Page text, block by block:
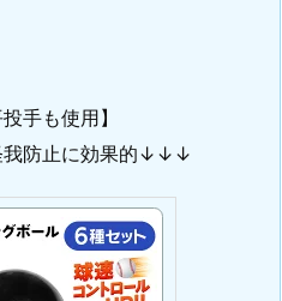
手も使用】
防止に効果的↓↓↓